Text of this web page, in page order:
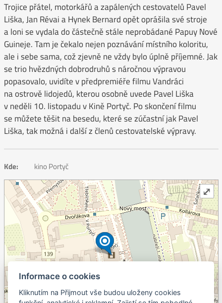
Trojice přátel, motorkářů a zapálených cestovatelů Pavel
Liška, Jan Révai a Hynek Bernard opět oprášila své stroje
a loni se vydala do částečně stále neprobádané Papuy Nové
Guineje. Tam je čekalo nejen poznávání místního koloritu,
ale i sebe sama, což zjevně ne vždy bylo úplně příjemné. Jak
se trio hvězdných dobrodruhů s náročnou výpravou
popasovalo, uvidíte v předpremiéře filmu Vandráci
na ostrově lidojedů, kterou osobně uvede Pavel Liška
v neděli 10. listopadu v Kině Portyč. Po skončení filmu
se můžete těšit na besedu, které se zúčastní jak Pavel
Liška, tak možná i další z členů cestovatelské výpravy.
Kde: kino Portyč
⤢
Informace o cookies
Kliknutím na Přijmout vše budou uloženy cookies